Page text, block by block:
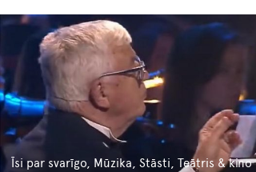
Īsi par svarīgo, Mūzika, Stāsti, Teātris & kino